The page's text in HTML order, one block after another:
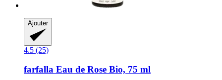
Ajouter
4.5 (25)
farfalla Eau de Rose Bio, 75 ml